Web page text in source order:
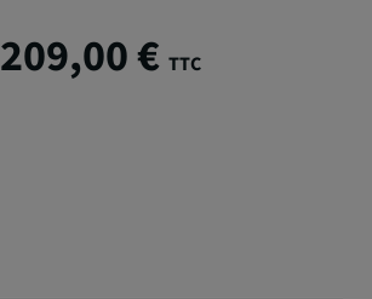
209,00 € TTC